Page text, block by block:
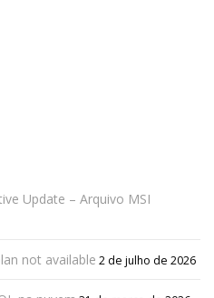
Update – Arquivo MSI
not available 2 de julho de 2026